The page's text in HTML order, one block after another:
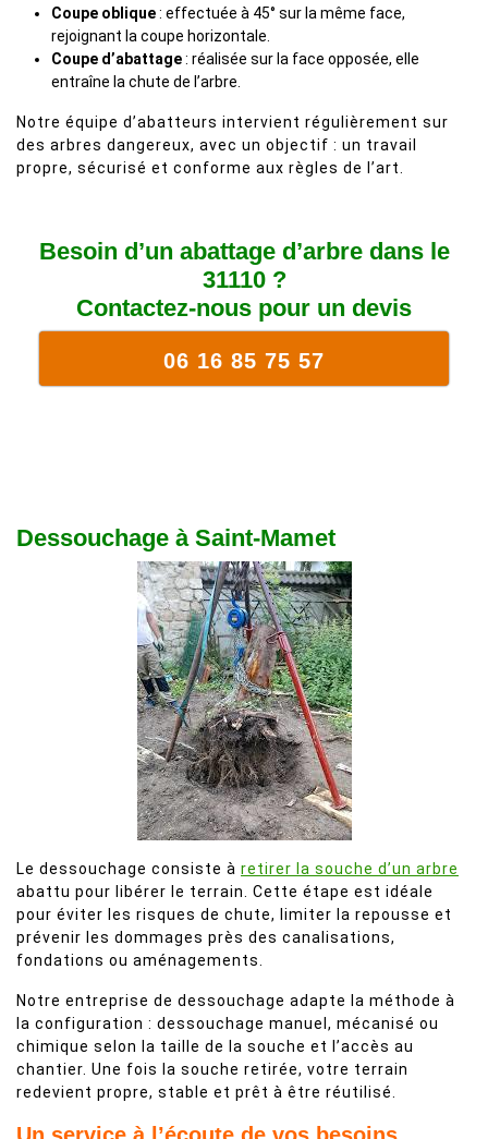
Coupe oblique: effectuée à 45° sur la même face,
rejoignant la coupe horizontale.
Coupe d’abattage: réalisée sur la face opposée, elle
entraîne la chute de l’arbre.
Notre équipe d’abatteurs intervient régulièrement sur
des arbres dangereux, avec un objectif : un travail
propre, sécurisé et conforme aux règles de l’art.
Besoin d’un abattage d’arbre dans le
31110 ?
Contactez-nous pour un devis
06 16 85 75 57
Dessouchage à Saint-Mamet
Le dessouchage consiste à retirer la souche d’un arbre
abattu pour libérer le terrain. Cette étape est idéale
pour éviter les risques de chute, limiter la repousse et
prévenir les dommages près des canalisations,
fondations ou aménagements.
Notre entreprise de dessouchage adapte la méthode à
la configuration : dessouchage manuel, mécanisé ou
chimique selon la taille de la souche et l’accès au
chantier. Une fois la souche retirée, votre terrain
redevient propre, stable et prêt à être réutilisé.